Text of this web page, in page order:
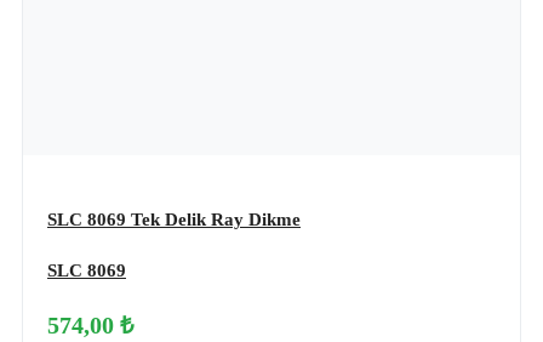
SLC 8069 Tek Delik Ray Dikme
SLC 8069
574,00 ₺